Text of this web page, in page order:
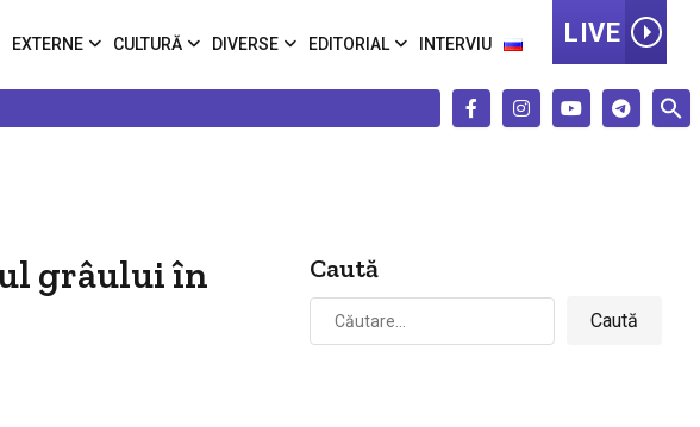
EXTERNE CULTURĂ DIVERSE EDITORIAL INTERVIU LIVE
grâului în
Caută
Caută
după: